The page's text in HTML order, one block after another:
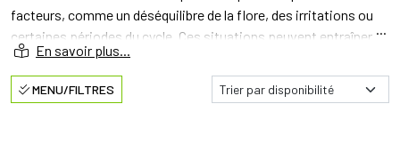
facteurs, comme un déséquilibre de la flore, des irritations ou
certaines périodes du cycle. Ces situations peuvent entraîner
des sensations d’inconfort au quotidien.
Certaines périodes, comme le syndrome prémenstruel, peuvent
MENU/FILTRES